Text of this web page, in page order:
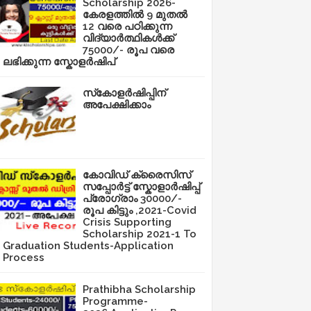
Scholarship 2026-
കേരളത്തിൽ 9 മുതൽ
12 വരെ പഠിക്കുന്ന
വിദ്യാർത്ഥികൾക്ക്
75000/- രൂപ വരെ
ലഭിക്കുന്ന സ്കോളർഷിപ്
സ്‌കോളർഷിപ്പിന്
അപേക്ഷിക്കാം
കോവിഡ് ക്രൈസിസ്
സപ്പോർട്ട് സ്കോളാർഷിപ്പ്
പ്രോഗ്രാം 30000/-
രൂപ കിട്ടും ,2021-Covid
Crisis Supporting
Scholarship 2021-1 To
Graduation Students-Application
Process
Prathibha Scholarship
Programme-